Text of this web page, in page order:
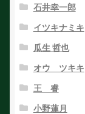
石井幸一郎
イツキナミキ
瓜生 哲也
オウ ツキキ
王 睿
小野蓮月